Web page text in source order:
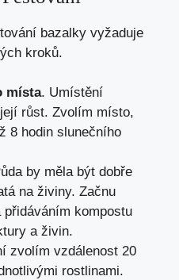
bazalky vyžaduje
kroků.
místa. Umístění
růst. Zvolím místo,
8 hodin slunečního
by měla být dobře
na živiny. Začnu
kompostu
a živin.
zvolím vzdálenost 20
rostlinami.